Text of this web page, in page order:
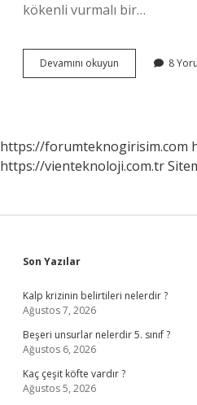
kökenli vurmalı bir…
Devamını okuyun
Ne
8
https://forumteknogirisim.com
https://vienteknoloji.com.tr
Sidebar
Son Yazılar
Kalp krizinin belirtileri nelerdir ?
Ağustos 7, 2026
Beşeri unsurlar nelerdir 5. sınıf ?
Ağustos 6, 2026
Kaç çeşit köfte vardır ?
Ağustos 5, 2026